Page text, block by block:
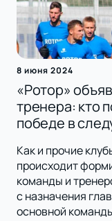
8 июня 2024
«Ротор»
тренера: кто
победе в
Как и прочие
происходит
команды и
с назначения
основной